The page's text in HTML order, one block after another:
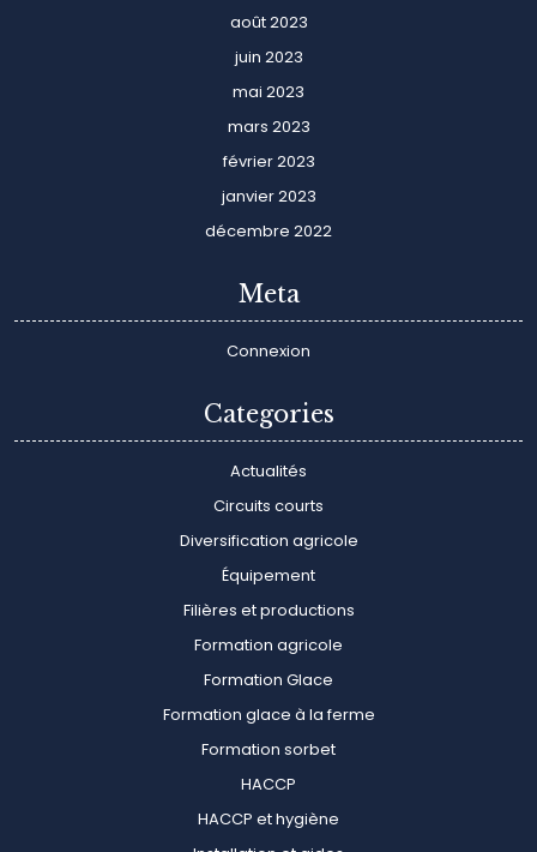
août 2023
juin 2023
mai 2023
mars 2023
février 2023
janvier 2023
décembre 2022
Meta
Connexion
Categories
Actualités
Circuits courts
Diversification agricole
Équipement
Filières et productions
Formation agricole
Formation Glace
Formation glace à la ferme
Formation sorbet
HACCP
HACCP et hygiène